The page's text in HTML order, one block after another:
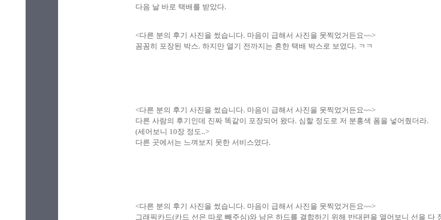
다음 날 바로 택배를 받았다.
<다른 분의 후기 사진을 썼습니다. 마음이 급해서 사진을 못찍었거든요~~>
꼼꼼히 포장된 박스. 하지만 열기 전까지는 흔한 택배 박스로 보였다. ㅋㅋ
<다른 분의 후기 사진을 썼습니다. 마음이 급해서 사진을 못찍었거든요~~>
다른 사람의 후기인데 진짜 똑같이 포장되어 왔다. 심할 정도로 저 분홍색 폼을 넣어줬더라.
(세어보니 10장 정도..>
다른 곳에서는 느껴보지 못한 서비스였다.
<다른 분의 후기 사진을 썼습니다. 마음이 급해서 사진을 못찍었거든요~~>
그래픽카드(카드 선은 따로 빼주심)와 남은 하드를 결합하기 위해 반대편을 열어보니 선을 다